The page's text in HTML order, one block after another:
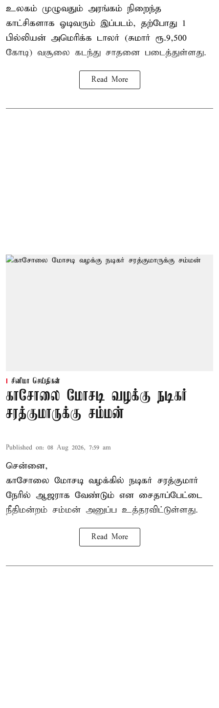
உலகம் முழுவதும் அரங்கம் நிறைந்த
காட்சிகளாக ஓடிவரும் இப்படம், தற்போது 1
பில்லியன் அமெரிக்க டாலர் (சுமார் ரூ.9,500
கோடி) வசூலை கடந்து சாதனை படைத்துள்ளது.
Read More
சினிமா செய்திகள்
காசோலை மோசடி வழக்கு நடிகர்
சரத்குமாருக்கு சம்மன்
Published on: 08 Aug 2026, 7:59 am
சென்னை,
காசோலை மோசடி வழக்கில் நடிகர் சரத்குமார்
நேரில் ஆஜராக வேண்டும் என சைதாப்பேட்டை
நீதிமன்றம் சம்மன் அனுப்ப உத்தரவிட்டுள்ளது.
Read More